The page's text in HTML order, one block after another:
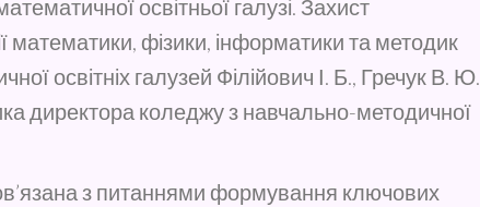
освітньої галузі. Захист
математики, фізики, інформатики та методик
освітніх галузей Філійович І. Б., Гречук В. Ю.
директора коледжу з навчально-методичної
з питаннями формування ключових